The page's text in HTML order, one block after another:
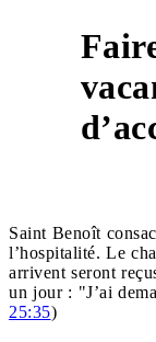
Saint Benoît
l’hospitalité. Le
arrivent seront
un jour : "J’ai
25:35)